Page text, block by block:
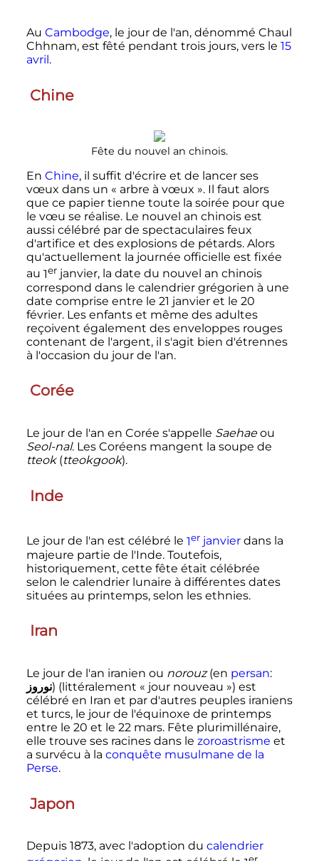
Au Cambodge, le jour de l'an, dénommé Chaul
Chhnam, est fêté pendant trois jours, vers le 15
avril.
Chine
Fête du nouvel an chinois.
En Chine, il suffit d'écrire et de lancer ses
vœux dans un « arbre à vœux ». Il faut alors
que ce papier tienne toute la soirée pour que
le vœu se réalise. Le nouvel an chinois est
aussi célébré par de spectaculaires feux
d'artifice et des explosions de pétards. Alors
qu'actuellement la journée officielle est fixée
au 1er janvier, la date du nouvel an chinois
correspond dans le calendrier grégorien à une
date comprise entre le 21 janvier et le 20
février. Les enfants et même des adultes
reçoivent également des enveloppes rouges
contenant de l'argent, il s'agit bien d'étrennes
à l'occasion du jour de l'an.
Corée
Le jour de l'an en Corée s'appelle Saehaeou
Seol-nal. Les Coréens mangent la soupe de
tteok(tteokgook).
Inde
Le jour de l'an est célébré le 1erjanvierdans la
majeure partie de l'Inde. Toutefois,
historiquement, cette fête était célébrée
selon le calendrier lunaire à différentes dates
situées au printemps, selon les ethnies.
Iran
Le jour de l'an iranien ou norouz(en persan:
نوروز) (littéralement « jour nouveau ») est
célébré en Iran et par d'autres peuples iraniens
et turcs, le jour de l'équinoxe de printemps
entre le 20 et le 22 mars. Fête plurimillénaire,
elle trouve ses racines dans le zoroastrisme et
a survécu à la conquête musulmane de la
Perse.
Japon
Depuis 1873, avec l'adoption du calendrier
er